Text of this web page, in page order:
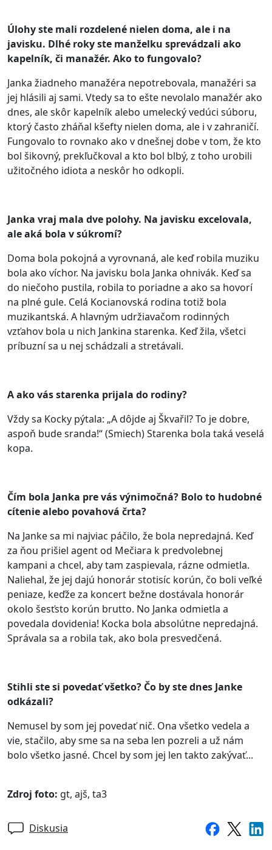
Úlohy ste mali rozdelené nielen doma, ale i na
javisku. Dlhé roky ste manželku sprevádzali ako
kapelník, či manažér. Ako to fungovalo?
Janka žiadneho manažéra nepotrebovala, manažéri sa
jej hlásili aj sami. Vtedy sa to ešte nevolalo manažér ako
dnes, ale skôr kapelník alebo umelecký vedúci súboru,
ktorý často zháňal kšefty nielen doma, ale i v zahraničí.
Fungovalo to rovnako ako v dnešnej dobe v tom, že kto
bol šikovný, prekľučkoval a kto bol blbý, z toho urobili
užitočného idiota a neskôr ho odkopli.
Janka vraj mala dve polohy. Na javisku excelovala,
ale aká bola v súkromí?
Doma bola pokojná a vyrovnaná, ale keď robila muziku
bola ako víchor. Na javisku bola Janka ohnivák. Keď sa
do niečoho pustila, robila to poriadne a ako sa hovorí
na plné gule. Celá Kocianovská rodina totiž bola
muzikantská. A hlavným udržiavačom rodinných
vzťahov bola u nich Jankina starenka. Keď žila, všetci
príbuzní sa u nej schádzali a stretávali.
A ako vás starenka prijala do rodiny?
Vždy sa Kocky pýtala: „A dôjde aj Škvařil? To je dobre,
aspoň bude sranda!“ (Smiech) Starenka bola taká veselá
kopa.
Čím bola Janka pre vás výnimočná? Bolo to hudobné
cítenie alebo povahová črta?
Na Janke sa mi najviac páčilo, že bola nepredajná. Keď
za ňou prišiel agent od Mečiara k predvolebnej
kampani a chcel, aby tam zaspievala, rázne odmietla.
Naliehal, že jej dajú honorár stotisíc korún, čo boli veľké
peniaze, keďže za koncert bežne dostávala honorár
okolo šesťsto korún brutto. No Janka odmietla a
povedala dovidenia! Kocka bola absolútne nepredajná.
Správala sa a robila tak, ako bola presvedčená.
Stihli ste si povedať všetko? Čo by ste dnes Janke
odkázali?
Nemusel by som jej povedať nič. Ona všetko vedela a
vie, stačilo, aby sme sa na seba len pozreli a už nám
bolo všetko jasné. Chcel by som jej len takto zakývať...
Zdroj foto: gt, ajš, ta3
Diskusia